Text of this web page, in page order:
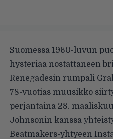
Suomessa 1960-luvun
hysteriaa nostattaneen
Renegadesin rumpali
78-vuotias muusikko
perjantaina 28.
Johnsonin kanssa
Beatmakers-yhtyeen